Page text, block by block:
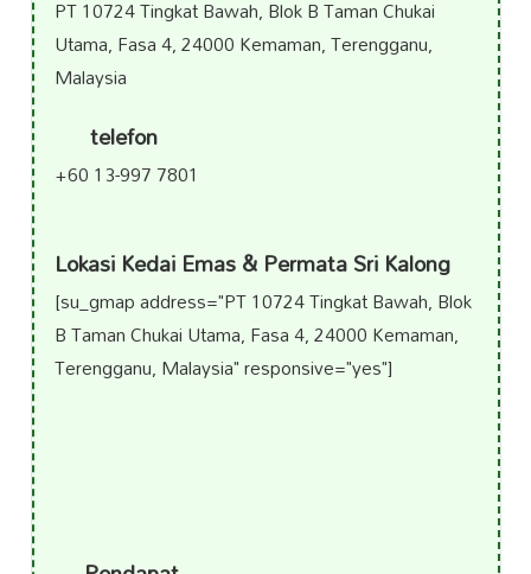
PT 10724 Tingkat Bawah, Blok B Taman Chukai
Utama, Fasa 4, 24000 Kemaman, Terengganu,
Malaysia
telefon
+60 13-997 7801
Lokasi Kedai Emas & Permata Sri Kalong
[su_gmap address="PT 10724 Tingkat Bawah, Blok
B Taman Chukai Utama, Fasa 4, 24000 Kemaman,
Terengganu, Malaysia" responsive="yes"]